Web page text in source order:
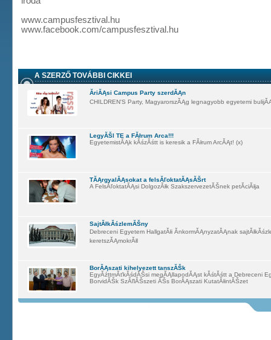
www.campusfesztival.hu
www.facebook.com/campusfesztival.hu
A SZERZŐ TOVÁBBI CIKKEI
ĂriĂĄsi Campus Party szerdĂĄn
CHILDREN'S Party, MagyarorszĂĄg legnagyobb egyetemi
LegyĂŠl TE a FĂłrum Arca!!!
EgyetemistĂĄk kĂśzĂśtt is keresik a FĂłrum ArcĂĄt! (x)
TĂĄrgyalĂĄsokat a felsĂľoktatĂĄsĂŠrt
A FelsĂľoktatĂĄsi DolgozĂłk SzakszervezetĂŠnek petĂ­ciĂłja
SajtĂłkĂśzlemĂŠny
Debreceni Egyetem HallgatĂłi ĂnkormĂĄnyzatĂĄnak
keretszĂĄmokrĂłl
BorĂĄszati kihelyezett tanszĂŠk
EgyĂźttmĂťkĂśdĂŠsi megĂĄllapodĂĄst kĂśtĂśtt a Debreceni
BorvidĂŠk SzĂľlĂŠszeti ĂŠs BorĂĄszati KutatĂłintĂŠzet